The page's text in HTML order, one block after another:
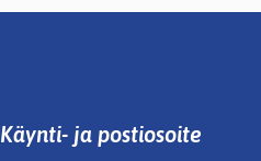
Käynti- ja postiosoite